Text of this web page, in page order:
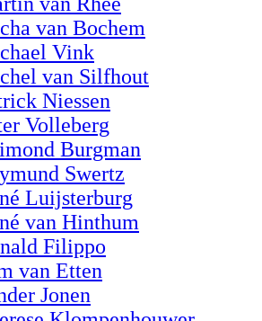
van Bochem
Vink
van Silfhout
Niessen
Volleberg
Burgman
Swertz
Luijsterburg
van Hinthum
Filippo
van Etten
Jonen